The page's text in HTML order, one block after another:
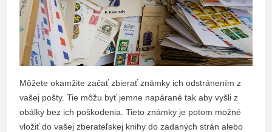
Môžete okamžite začať zbierať známky ich odstránením z
vašej pošty. Tie môžu byť jemne napárané tak aby vyšli z
obálky bez ich poškodenia. Tieto známky je potom možné
vložiť do vašej zberateľskej knihy do zadaných strán alebo